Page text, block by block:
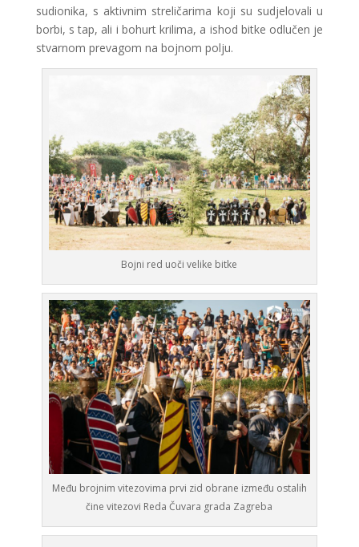
sudionika, s aktivnim streličarima koji su sudjelovali u
borbi, s tap, ali i bohurt krilima, a ishod bitke odlučen je
stvarnom prevagom na bojnom polju.
Bojni red uoči velike bitke
Među brojnim vitezovima prvi zid obrane između ostalih
čine vitezovi Reda Čuvara grada Zagreba